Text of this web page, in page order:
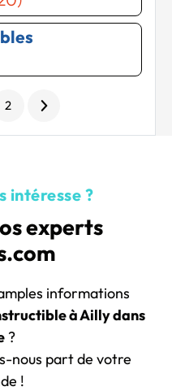
2
intéresse ?
experts
informations
à Ailly dans
?
nous part de votre
!